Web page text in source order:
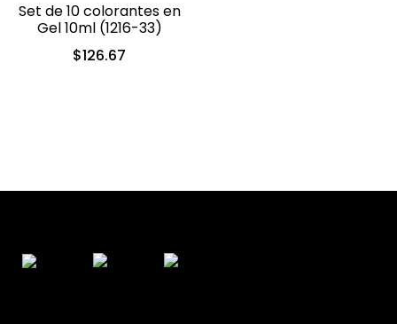
Set de 10 colorantes en
Gel 10ml (1216-33)
$126.67